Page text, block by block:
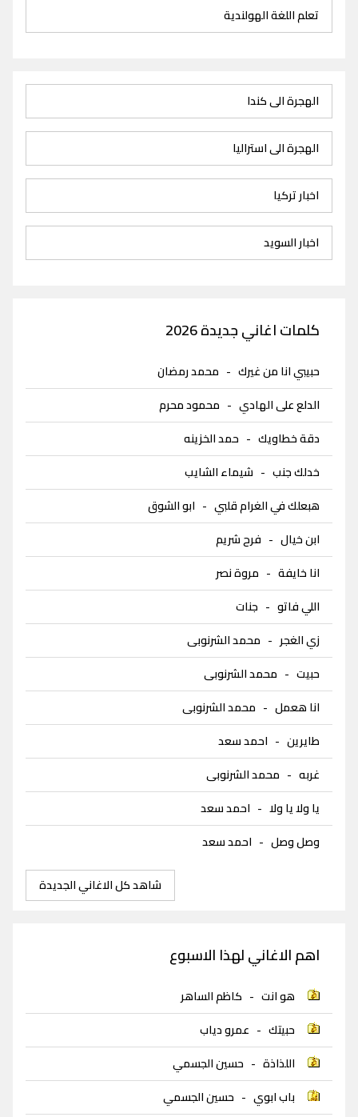
تعلم اللغة الهولندية
الهجرة الى كندا
الهجرة الى استراليا
اخبار تركيا
اخبار السويد
كلمات اغاني جديدة 2026
حبيبي انا من غيرك - محمد رمضان
الدلع على الهادي - محمود محرم
دقة خطاويك - حمد الخزينه
خدلك جنب - شيماء الشايب
هبعلك في الغرام قلبي - ابو الشوق
ابن خيال - فرح شريم
انا خايفة - مروة نصر
اللي فاتو - جنات
زي الغجر - محمد الشرنوبى
حبيت - محمد الشرنوبى
انا هعمل - محمد الشرنوبى
طايرين - احمد سعد
غربه - محمد الشرنوبى
يا ولا يا ولا - احمد سعد
وصل وصل - احمد سعد
شاهد كل الاغاني الجديدة
اهم الاغاني لهذا الاسبوع
هو انت - كاظم الساهر
حبيتك - عمرو دياب
اللذاذة - حسين الجسمي
باب ابوي - حسين الجسمي